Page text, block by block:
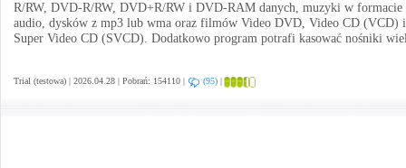
R/RW, DVD-R/RW, DVD+R/RW i DVD-RAM danych, muzyki w formacie
audio, dysków z mp3 lub wma oraz filmów Video DVD, Video CD (VCD) i
Super Video CD (SVCD). Dodatkowo program potrafi kasować nośniki
Trial (testowa) | 2026.04.28 | Pobrań: 154110 | (95) |